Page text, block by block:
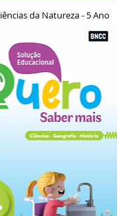
da Natureza - 5 Ano